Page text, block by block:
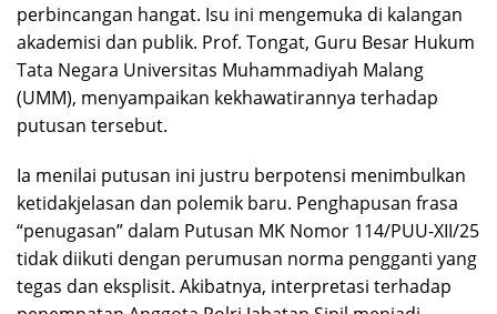
perbincangan hangat. Isu ini mengemuka di kalangan
akademisi dan publik. Prof. Tongat, Guru Besar Hukum
Tata Negara Universitas Muhammadiyah Malang
(UMM), menyampaikan kekhawatirannya terhadap
putusan tersebut.
Ia menilai putusan ini justru berpotensi menimbulkan
ketidakjelasan dan polemik baru. Penghapusan frasa
“penugasan” dalam Putusan MK Nomor 114/PUU-XII/25
tidak diikuti dengan perumusan norma pengganti yang
tegas dan eksplisit. Akibatnya, interpretasi terhadap